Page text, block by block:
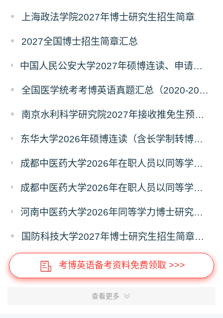
上海政法学院2027年博士研究生招生简章
2027全国博士招生简章汇总
中国人民公安大学2027年硕博连读、申请考核、本科直博博士研究生招生报名事宜的通知
全国医学统考考博英语真题汇总（2020-2026年）
南京水利科学研究院2027年接收推免生预报名公告
东华大学2026年硕博连读（含长学制转博）博士研究生拟录取名单公示
成都中医药大学2026年在职人员以同等学力申请中西医结合博士学术学位招生章程
成都中医药大学2026年在职人员以同等学力申请中医博士专业学位招生章程
河南中医药大学2026年同等学力博士研究生招生拟进入复试人员名单公示
国防科技大学2027年博士研究生招生简章（预发版）
考博英语备考资料免费领取 >>>
查看更多